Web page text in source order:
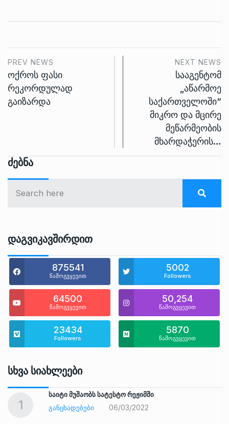
PREV NEWS
ოქროს ფასი
რეკორდულად
გაიზარდა
NEXT NEWS
სააგენტომ
„აწარმოე
საქართველოში“
მიკრო და მცირე
მეწარმეობის
მხარდაჭერის…
Ძებნა
Დაგვიკავშირდით
875541
წამოგვყევით
5002
Followers
64500
წამოგვყევით
50,254
წამოგვყევით
23434
Followers
5870
წამოგვყევით
Სხვა Სიახლეები
1
საიტი მუშაობს სატესტო რეჟიმში
ᲒᲐᲜᲪᲮᲐᲓᲔᲑᲔᲑᲘ
06/03/2022